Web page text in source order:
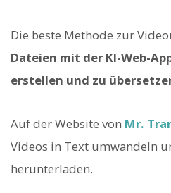
Die beste Methode zur
Dateien mit der KI-Web-
erstellen und zu
Auf der Website von Mr.
Videos in Text umwandeln
herunterladen.